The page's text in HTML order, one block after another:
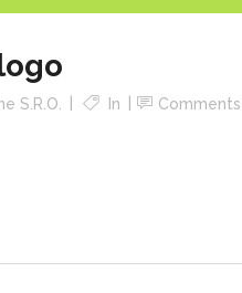
S.r.o. In Comments